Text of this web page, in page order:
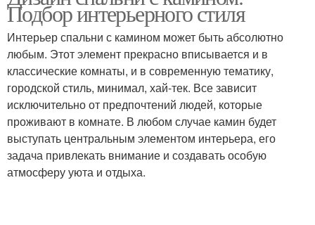
Подбор интерьерного стиля
Интерьер спальни с камином может быть абсолютно
любым. Этот элемент прекрасно вписывается и в
классические комнаты, и в современную тематику,
городской стиль, минимал, хай-тек. Все зависит
исключительно от предпочтений людей, которые
проживают в комнате. В любом случае камин будет
выступать центральным элементом интерьера, его
задача привлекать внимание и создавать особую
атмосферу уюта и отдыха.